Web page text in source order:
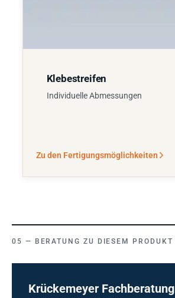
Klebestreifen
Individuelle Abmessungen
Zu den Fertigungsmöglichkeiten
BERATUNG ZU DIESEM PRODUKT
Krückemeyer Fachberatung